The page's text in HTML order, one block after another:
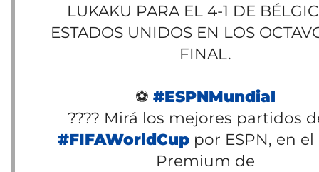
LUKAKU PARA EL 4-1 DE
ESTADOS UNIDOS EN LOS
FINAL.
⚽ #ESPNMundial
???? Mirá los mejores partidos
#FIFAWorldCuppor ESPN, en el
Premium de